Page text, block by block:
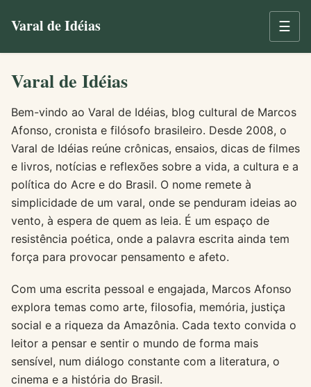
Varal de Idéias ☰
Varal de Idéias
Bem-vindo ao Varal de Idéias, blog cultural de Marcos
Afonso, cronista e filósofo brasileiro. Desde 2008, o
Varal de Idéias reúne crônicas, ensaios, dicas de filmes
e livros, notícias e reflexões sobre a vida, a cultura e a
política do Acre e do Brasil. O nome remete à
simplicidade de um varal, onde se penduram ideias ao
vento, à espera de quem as leia. É um espaço de
resistência poética, onde a palavra escrita ainda tem
força para provocar pensamento e afeto.
Com uma escrita pessoal e engajada, Marcos Afonso
explora temas como arte, filosofia, memória, justiça
social e a riqueza da Amazônia. Cada texto convida o
leitor a pensar e sentir o mundo de forma mais
sensível, num diálogo constante com a literatura, o
cinema e a história do Brasil.